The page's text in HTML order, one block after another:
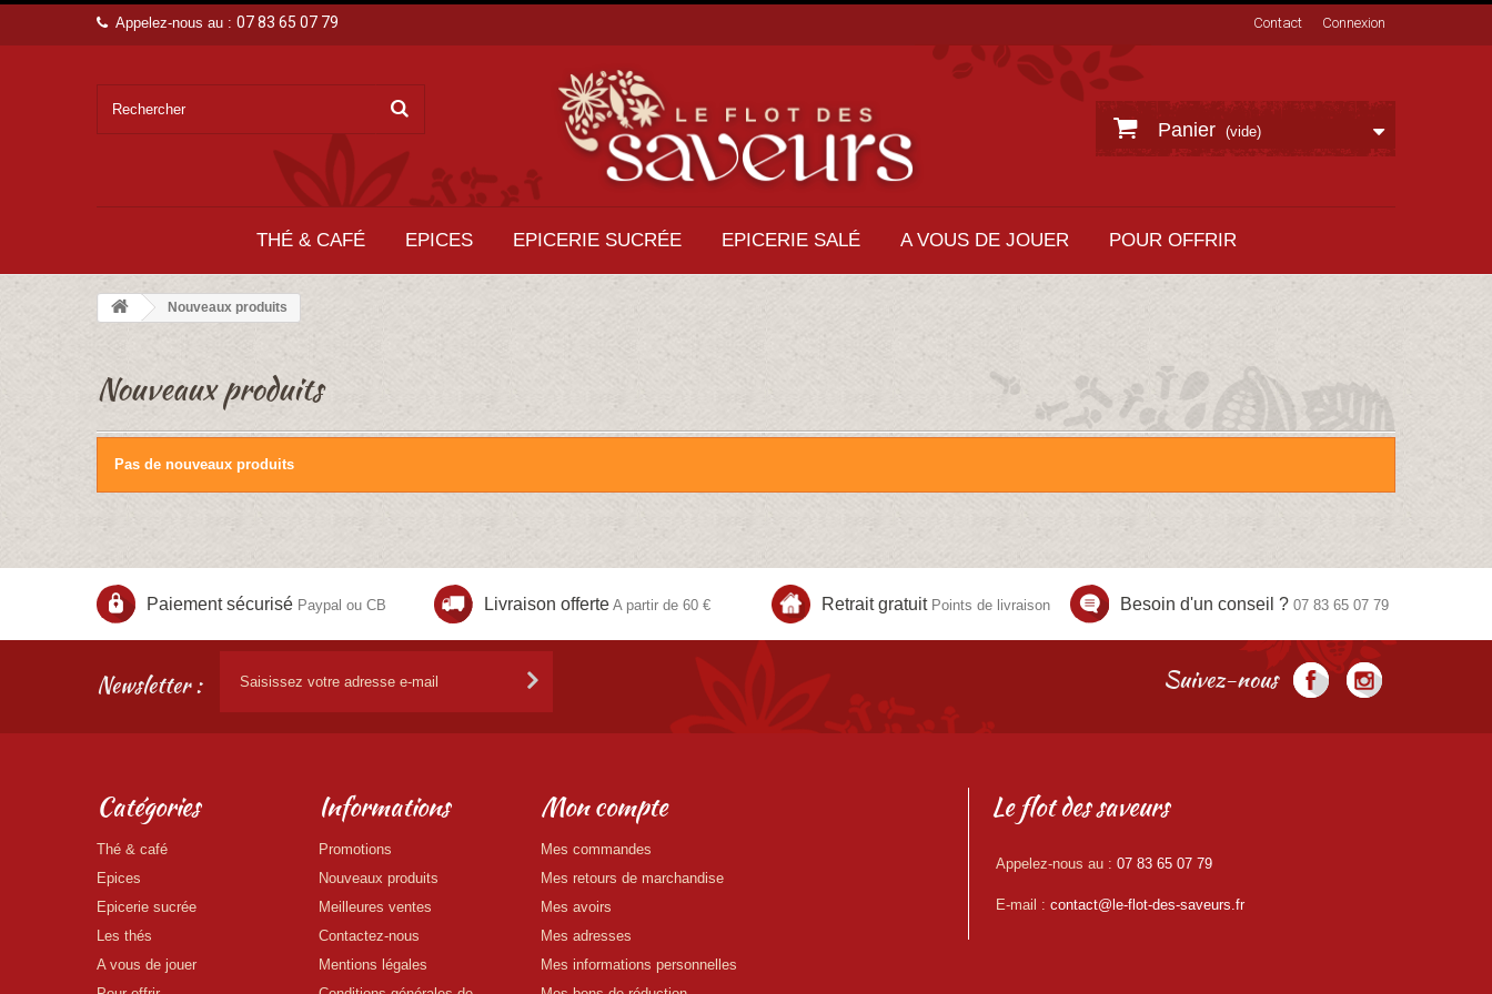
Connexion
Contact
Appelez-nous au : 07 83 65 07 79
Panier (vide)
THÉ & CAFÉ EPICES EPICERIE SUCRÉE EPICERIE SALÉ A VOUS DE JOUER POUR OFFRIR
Nouveaux produits
Nouveaux produits
Pas de nouveaux produits
Paiement sécurisé Paypal ou CB Livraison offerte A partir de 60 € Retrait gratuitPoints de livraison Besoin d'un conseil ? 07 83 65 07 79
Newsletter : Suivez-nous
Catégories
Thé & café
Epices
Epicerie sucrée
Les thés
A vous de jouer
Informations
Promotions
Nouveaux produits
Meilleures ventes
Contactez-nous
Mentions légales
Mon compte
Mes commandes
Mes retours de marchandise
Mes avoirs
Mes adresses
Mes informations personnelles
Le flot des saveurs
Appelez-nous au : 07 83 65 07 79
E-mail : contact@le-flot-des-saveurs.fr